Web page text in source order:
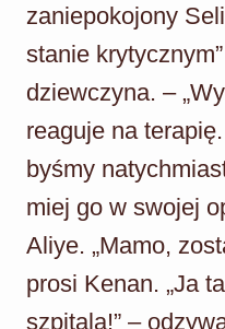
zaniepokojony
stanie
dziewczyna. –
reaguje na
byśmy
miej go w swojej
Aliye. „Mamo,
prosi Kenan. „Ja
szpitala!” –